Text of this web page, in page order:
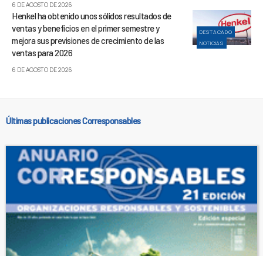
6 DE AGOSTO DE 2026
DESTACADO
NOTICIAS
Henkel ha obtenido unos sólidos resultados de
ventas y beneficios en el primer semestre y
mejora sus previsiones de crecimiento de las
ventas para 2026
6 DE AGOSTO DE 2026
Últimas publicaciones Corresponsables